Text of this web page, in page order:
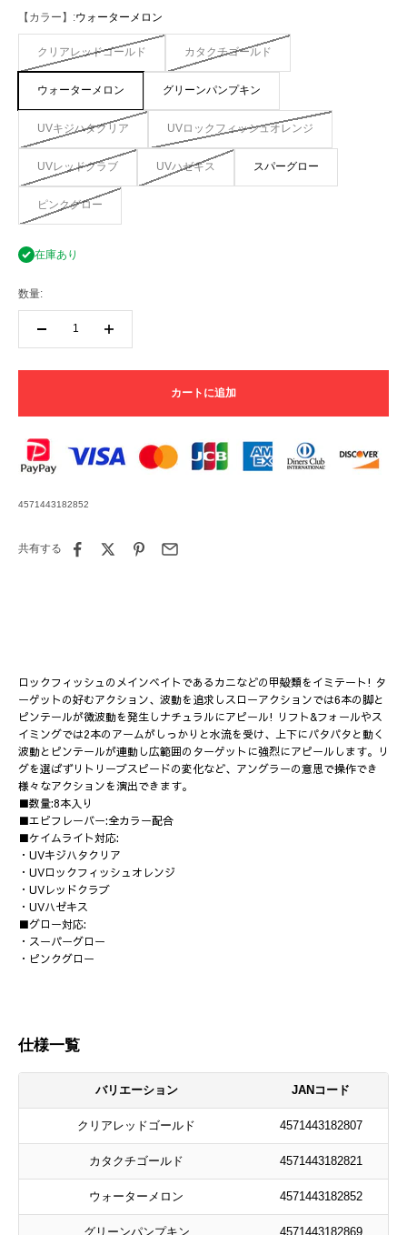
【カラー】:ウォーターメロン
クリアレッドゴールド カタクチゴールド
ウォーターメロン グリーンパンプキン
UVキジハタクリア UVロックフィッシュオレンジ
UVレッドクラブ UVハゼキス スパーグロー
ピンクグロー
在庫あり
数量:
カートに追加
4571443182852
共有する
ロックフィッシュのメインベイトであるカニなどの甲殻類をイミテート! タ
ーゲットの好むアクション、波動を追求しスローアクションでは6本の脚と
ピンテールが微波動を発生しナチュラルにアピール! リフト&フォールやス
イミングでは2本のアームがしっかりと水流を受け、上下にパタパタと動く
波動とピンテールが連動し広範囲のターゲットに強烈にアピールします。リ
グを選ばずリトリーブスピードの変化など、アングラーの意思で操作でき
様々なアクションを演出できます。
■数量:8本入り
■エビフレーバー:全カラー配合
■ケイムライト対応:
・UVキジハタクリア
・UVロックフィッシュオレンジ
・UVレッドクラブ
・UVハゼキス
■グロー対応:
・スーパーグロー
・ピンクグロー
仕様一覧
バリエーション JANコード
クリアレッドゴールド 4571443182807
カタクチゴールド 4571443182821
ウォーターメロン 4571443182852
グリーンパンプキン 4571443182869